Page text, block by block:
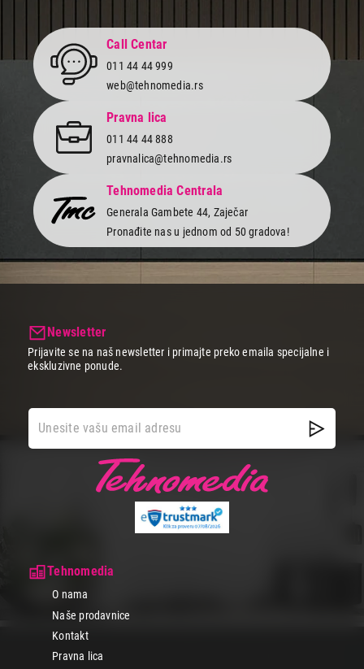
Call Centar
011 44 44 999
web@tehnomedia.rs
Pravna lica
011 44 44 888
pravnalica@tehnomedia.rs
Tehnomedia Centrala
Generala Gambete 44, Zaječar
Pronađite nas u jednom od 50 gradova!
Tehnomedia
O nama
Naše prodavnice
Kontakt
Pravna lica
Newsletter
Prijavite se na naš newsletter i primajte preko emaila specijalne i
ekskluzivne ponude.